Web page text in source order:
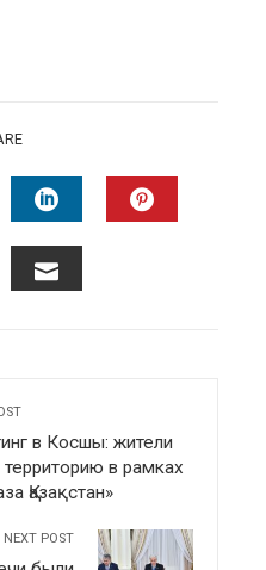
LINKEDIN
в Косшы: жители
территорию в рамках
Қазақстан»
NEXT POST